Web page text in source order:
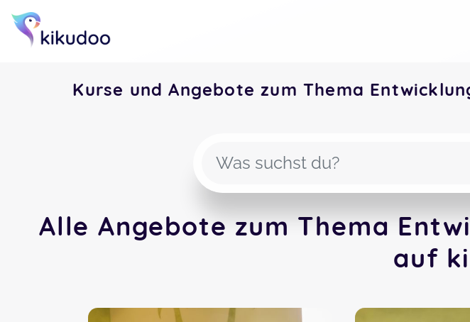
Kurse und Angebote zum Thema
Alle Angebote zum Thema
auf